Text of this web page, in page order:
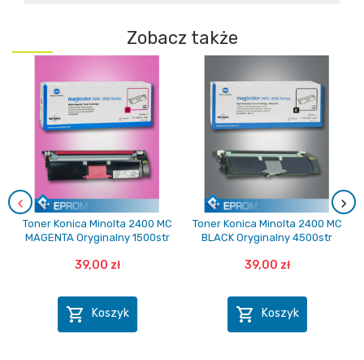
Zobacz także
Toner Konica Minolta 2400 MC
MAGENTA Oryginalny 1500str
39,00 zł
 Koszyk
Toner Konica Minolta 2400 MC
BLACK Oryginalny 4500str
39,00 zł
 Koszyk